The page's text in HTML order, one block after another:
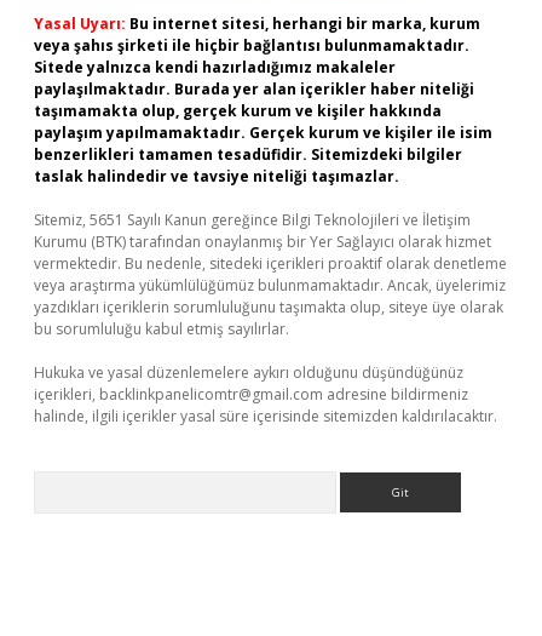
Yasal Uyarı: Bu internet sitesi, herhangi bir marka, kurum
veya şahıs şirketi ile hiçbir bağlantısı bulunmamaktadır.
Sitede yalnızca kendi hazırladığımız makaleler
paylaşılmaktadır. Burada yer alan içerikler haber niteliği
taşımamakta olup, gerçek kurum ve kişiler hakkında
paylaşım yapılmamaktadır. Gerçek kurum ve kişiler ile isim
benzerlikleri tamamen tesadüfidir. Sitemizdeki bilgiler
taslak halindedir ve tavsiye niteliği taşımazlar.
Sitemiz, 5651 Sayılı Kanun gereğince Bilgi Teknolojileri ve İletişim
Kurumu (BTK) tarafından onaylanmış bir Yer Sağlayıcı olarak hizmet
vermektedir. Bu nedenle, sitedeki içerikleri proaktif olarak denetleme
veya araştırma yükümlülüğümüz bulunmamaktadır. Ancak, üyelerimiz
yazdıkları içeriklerin sorumluluğunu taşımakta olup, siteye üye olarak
bu sorumluluğu kabul etmiş sayılırlar.
Hukuka ve yasal düzenlemelere aykırı olduğunu düşündüğünüz
içerikleri, backlinkpanelicomtr@gmail.com adresine bildirmeniz
halinde, ilgili içerikler yasal süre içerisinde sitemizden kaldırılacaktır.